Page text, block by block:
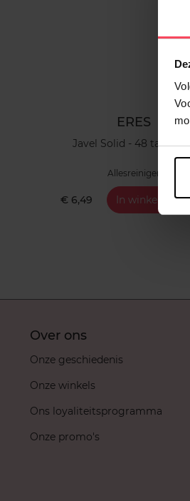
ERES
Javel Solid - 48
Allesreiniger
€ 6,49 In
Over ons
Onze geschiedenis
Onze winkels
Ons loyaliteitsprogramma
Onze promo's